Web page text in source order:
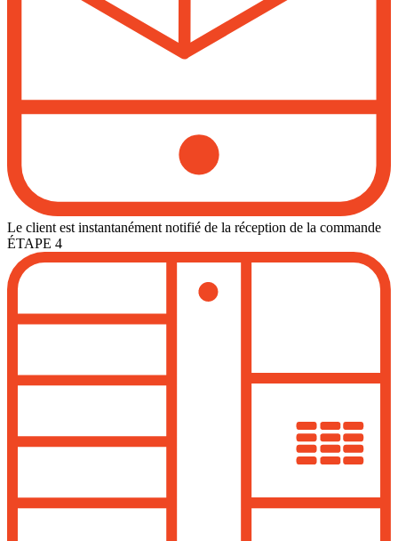
Le client est instantanément notifié de la réception de la commande
ÉTAPE 4